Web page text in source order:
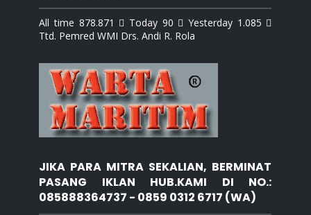
All time 878.871  Today 90  Yesterday 1.085 
Ttd. Pemred WMI Drs. Andi R. Rola
JIKA PARA MITRA SEKALIAN, BERMINAT
PASANG IKLAN HUB.KAMI DI NO.:
085888364737 - 0859 0312 6717 (WA)